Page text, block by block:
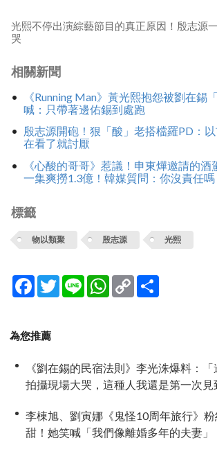
光熙不停出演綜藝節目的真正原因！殷志源
哭
相關新聞
《Running Man》黃光熙抱怨被劉在錫
喊：只帶著邊佑錫到處跑
殷志源開砲！狠「酸」老搭檔羅PD：
在看了就討厭
《心酸的哥哥》惹議！申東燁邀請的酒
一集爽撈1.3億！韓媒質問：你沒責任嗎
標籤
物以類聚 殷志源 光熙
Facebook
TwitterLine WhatsApp
Copy
Link
為您推薦
《劉在錫的民宿法則》李光洙爆料：
拍攝現場大哭，這種人我還是第一次見
李棟旭、劉寅娜《鬼怪10周年旅行》粉
甜！她笑喊「我們像離婚多年的夫妻」